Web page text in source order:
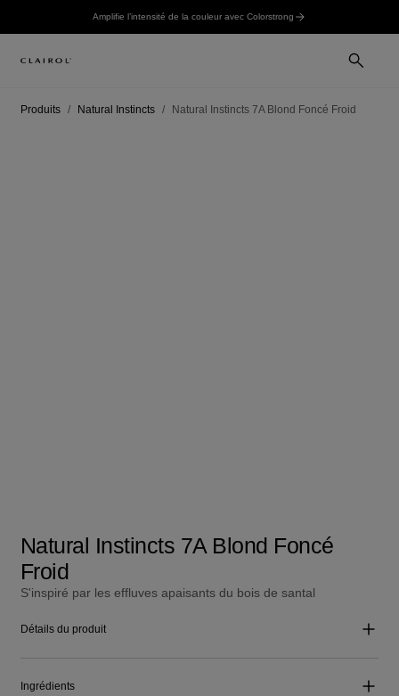
Amplifie l’intensité de la couleur avec Colorstrong
Produits Natural Instincts Natural Instincts 7A Blond Foncé Froid
Natural Instincts 7A Blond Foncé
Froid
S'inspiré par les effluves apaisants du bois de santal
Détails du produit
Ingrédients